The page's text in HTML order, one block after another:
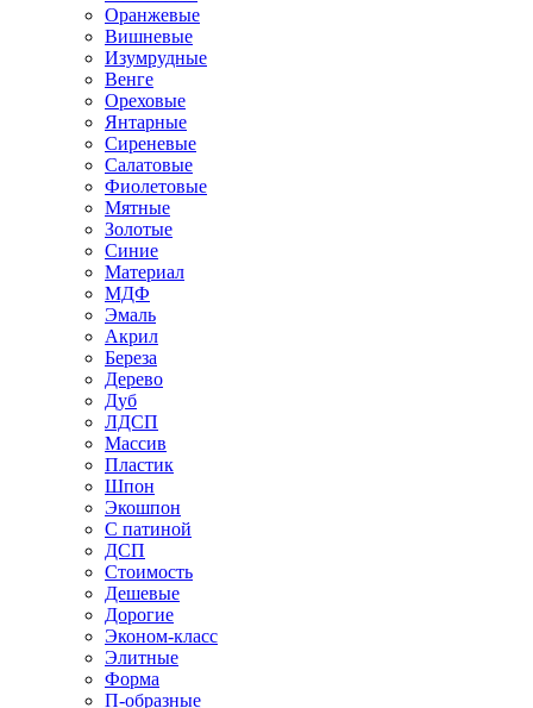
Оранжевые
Вишневые
Изумрудные
Венге
Ореховые
Янтарные
Сиреневые
Салатовые
Фиолетовые
Мятные
Золотые
Синие
Материал
МДФ
Эмаль
Акрил
Береза
Дерево
Дуб
ЛДСП
Массив
Пластик
Шпон
Экошпон
С патиной
ДСП
Стоимость
Дешевые
Дорогие
Эконом-класс
Элитные
Форма
П-образные